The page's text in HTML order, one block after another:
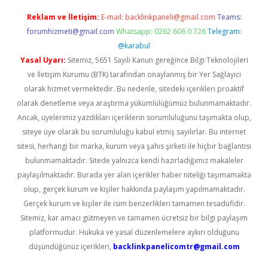
Reklam ve İletişim: E-mail: backlinkpaneli@gmail.com Teams:
forumhizmeti@gmail.com Whatsapp: 0262 606 0 726 Telegram:
@karabul
Yasal Uyarı: Sitemiz, 5651 Sayılı Kanun gereğince Bilgi Teknolojileri
ve İletişim Kurumu (BTK) tarafından onaylanmış bir Yer Sağlayıcı
olarak hizmet vermektedir. Bu nedenle, sitedeki içerikleri proaktif
olarak denetleme veya araştırma yükümlülüğümüz bulunmamaktadır.
Ancak, üyelerimiz yazdıkları içeriklerin sorumluluğunu taşımakta olup,
siteye üye olarak bu sorumluluğu kabul etmiş sayılırlar. Bu internet
sitesi, herhangi bir marka, kurum veya şahıs şirketi ile hiçbir bağlantısı
bulunmamaktadır. Sitede yalnızca kendi hazırladığımız makaleler
paylaşılmaktadır. Burada yer alan içerikler haber niteliği taşımamakta
olup, gerçek kurum ve kişiler hakkında paylaşım yapılmamaktadır.
Gerçek kurum ve kişiler ile isim benzerlikleri tamamen tesadüfidir.
Sitemiz, kar amacı gütmeyen ve tamamen ücretsiz bir bilgi paylaşım
platformudur. Hukuka ve yasal düzenlemelere aykırı olduğunu
düşündüğünüz içerikleri, backlinkpanelicomtr@gmail.com